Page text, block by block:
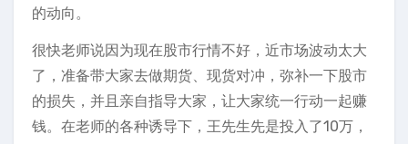
的动向。
很快老师说因为现在股市行情不好，近市场波动太大
了，准备带大家去做期货、现货对冲，弥补一下股市
的损失，并且亲自指导大家，让大家统一行动一起赚
钱。在老师的各种诱导下，王先生先是投入了10万，